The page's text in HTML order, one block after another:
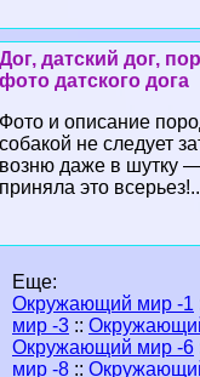
Дог, датский дог,
фото датского дога
Фото и описание
собакой не следует
возню даже в шутку
приняла это
Еще:
Окружающий мир -1
мир -3 ::
Окружающий мир -6
мир -8 ::